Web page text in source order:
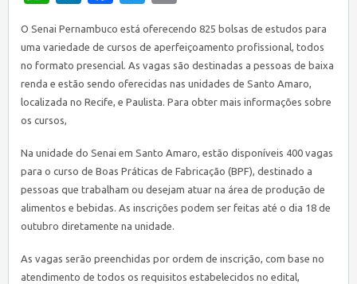
O Senai Pernambuco está oferecendo 825 bolsas de estudos para
uma variedade de cursos de aperfeiçoamento profissional, todos
no formato presencial. As vagas são destinadas a pessoas de baixa
renda e estão sendo oferecidas nas unidades de Santo Amaro,
localizada no Recife, e Paulista. Para obter mais informações sobre
os cursos,
Na unidade do Senai em Santo Amaro, estão disponíveis 400 vagas
para o curso de Boas Práticas de Fabricação (BPF), destinado a
pessoas que trabalham ou desejam atuar na área de produção de
alimentos e bebidas. As inscrições podem ser feitas até o dia 18 de
outubro diretamente na unidade.
As vagas serão preenchidas por ordem de inscrição, com base no
atendimento de todos os requisitos estabelecidos no edital,